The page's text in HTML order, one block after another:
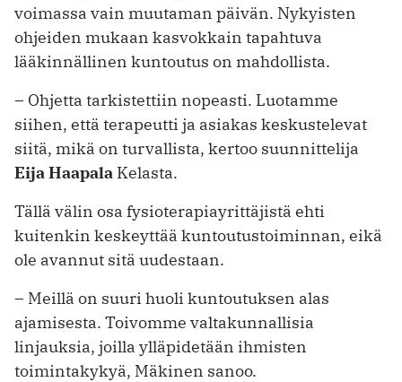
voimassa vain muutaman päivän. Nykyisten
ohjeiden mukaan kasvokkain tapahtuva
lääkinnällinen kuntoutus on mahdollista.
– Ohjetta tarkistettiin nopeasti. Luotamme
siihen, että terapeutti ja asiakas keskustelevat
siitä, mikä on turvallista, kertoo suunnittelija
Eija Haapala Kelasta.
Tällä välin osa fysioterapiayrittäjistä ehti
kuitenkin keskeyttää kuntoutustoiminnan, eikä
ole avannut sitä uudestaan.
– Meillä on suuri huoli kuntoutuksen alas
ajamisesta. Toivomme valtakunnallisia
linjauksia, joilla ylläpidetään ihmisten
toimintakykyä, Mäkinen sanoo.